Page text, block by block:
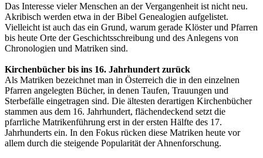
Das Interesse vieler Menschen an der Vergangenheit ist nicht neu.
Akribisch werden etwa in der Bibel Genealogien aufgelistet.
Vielleicht ist auch das ein Grund, warum gerade Klöster und Pfarren
bis heute Orte der Geschichtsschreibung und des Anlegens von
Chronologien und Matriken sind.
Kirchenbücher bis ins 16. Jahrhundert zurück
Als Matriken bezeichnet man in Österreich die in den einzelnen
Pfarren angelegten Bücher, in denen Taufen, Trauungen und
Sterbefälle eingetragen sind. Die ältesten derartigen Kirchenbücher
stammen aus dem 16. Jahrhundert, flächendeckend setzt die
pfarrliche Matrikenführung erst in der ersten Hälfte des 17.
Jahrhunderts ein. In den Fokus rücken diese Matriken heute vor
allem durch die steigende Popularität der Ahnenforschung.